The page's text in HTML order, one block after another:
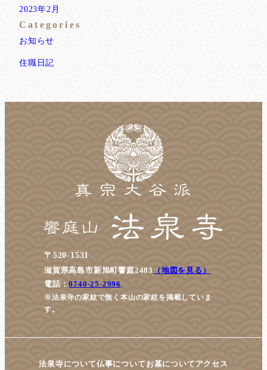
2023年2月
Categories
お知らせ
住職日記
〒520-1531
滋賀県高島市新旭町饗庭2483
（地図を見る）
電話：0740-25-2996
※法泉寺の家紋で無く本山の家紋を掲載していま
す。
法泉寺について仏事について お墓について アクセス